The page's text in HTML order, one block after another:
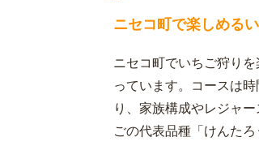
ニセコ町で楽しめる
ニセコ町でいちご狩り
っています。コースは
り、家族構成やレジャ
ごの代表品種「けんたろ